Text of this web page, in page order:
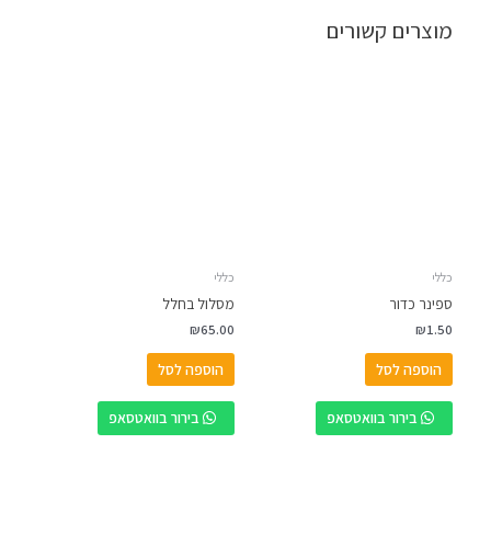
מוצרים קשורים
כללי
ספינר כדור
₪1.50
הוספה לסל
בירור בוואטסאפ
כללי
מסלול בחלל
₪65.00
הוספה לסל
בירור בוואטסאפ